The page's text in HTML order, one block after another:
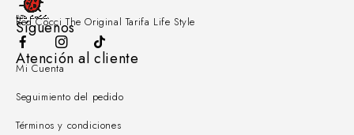
Red Cocci The Original Tarifa Life Style
Síguenos
Atención al cliente
Mi Cuenta
Seguimiento del pedido
Términos y condiciones